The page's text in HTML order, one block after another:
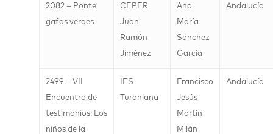
2082 – Ponte
gafas verdes
CEPER
Juan
Ramón
Jiménez
Ana
María
Sánchez
García
Andalucía
2499 – VII
Encuentro de
testimonios: Los
niños de la
IES
Turaniana
Francisco
Jesús
Martín
Milán
Andalucía